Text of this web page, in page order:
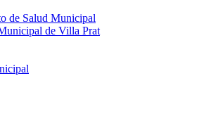
de Salud Municipal
de Villa Prat